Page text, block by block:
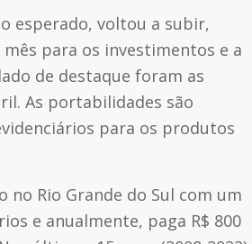
esperado, voltou a subir,
para os investimentos e a
de destaque foram as
As portabilidades são
para os produtos
no Rio Grande do Sul com um
e anualmente, paga R$ 800